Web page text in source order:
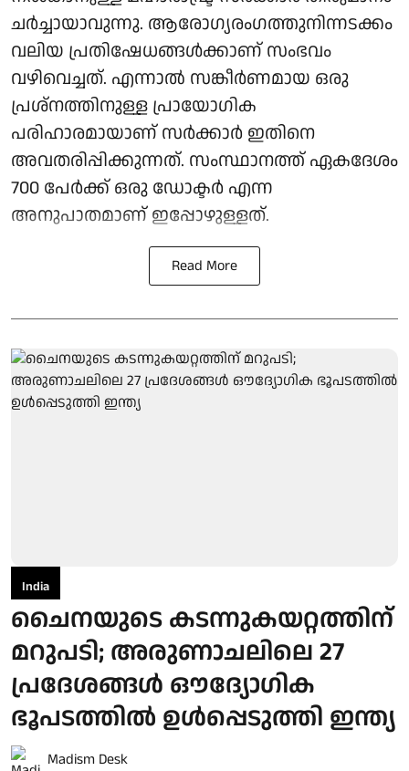
ചർച്ചായാവുന്നു. ആരോ​ഗ്യരം​ഗത്തുനിന്നടക്കം
വലിയ പ്രതിഷേധങ്ങൾക്കാണ് സംഭവം
വഴിവെച്ചത്. എന്നാൽ സങ്കീർണമായ ഒരു
പ്രശ്നത്തിനുള്ള പ്രായോഗിക
പരിഹാരമായാണ് സർക്കാർ ഇതിനെ
അവതരിപ്പിക്കുന്നത്. സംസ്ഥാനത്ത് ഏകദേശം
700 പേർക്ക് ഒരു ഡോക്ടർ എന്ന
അനുപാതമാണ് ഇപ്പോഴുള്ളത്.
Read More
India
ചൈനയുടെ കടന്നുകയറ്റത്തിന്
മറുപടി; അരുണാചലിലെ 27
പ്രദേശങ്ങള്‍ ഔദ്യോഗിക
ഭൂപടത്തില്‍ ഉള്‍പ്പെടുത്തി ഇന്ത്യ
Madism Desk